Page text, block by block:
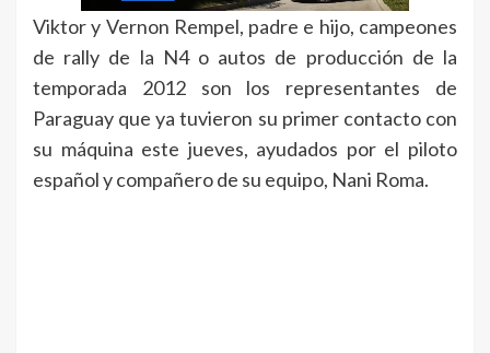
Viktor y Vernon Rempel, padre e hijo, campeones
de rally de la N4 o autos de producción de la
temporada 2012 son los representantes de
Paraguay que ya tuvieron su primer contacto con
su máquina este jueves, ayudados por el piloto
español y compañero de su equipo, Nani Roma.